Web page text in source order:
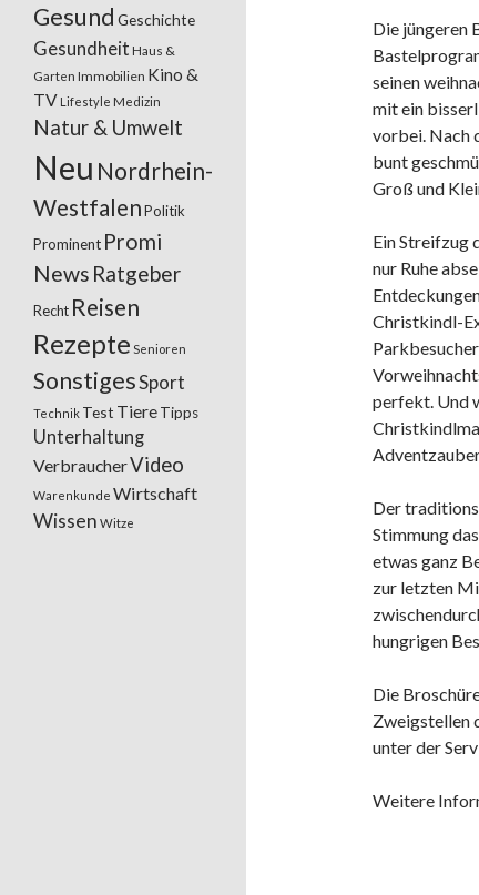
Die jüngeren
seinen
mit ein
vorbei. Nach
bunt
Groß und
Ein Streifzug
nur Ruhe
Christkindl-
perfekt. Und
Der
Stimmung
etwas ganz
zur letzten
hungrigen
Die
Zweigstellen
unter der
Weitere
Gesund Geschichte
Gesundheit Haus &
Garten Immobilien Kino &
TV Lifestyle Medizin
Natur & Umwelt
Neu Nordrhein-
WestfalenPolitik
Prominent Promi
News Ratgeber
Recht Reisen
Rezepte Senioren
SonstigesSport
Technik Test TiereTipps
Unterhaltung
VerbraucherVideo
Warenkunde Wirtschaft
Wissen Witze